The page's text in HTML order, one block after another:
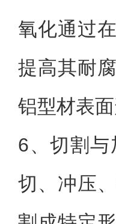
氧化通过
提高其耐
铝型材表
6、切割与
切、冲压